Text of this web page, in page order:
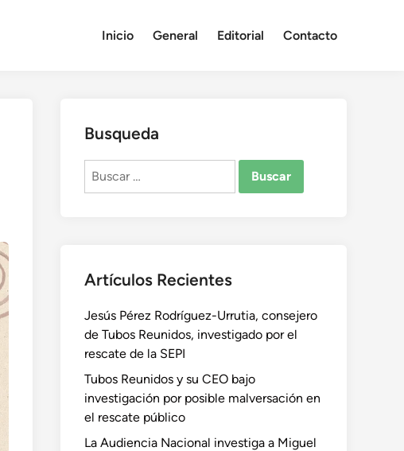
Inicio General Editorial Contacto
Busqueda
Buscar:
Artículos Recientes
Jesús Pérez Rodríguez-Urrutia, consejero
de Tubos Reunidos, investigado por el
rescate de la SEPI
Tubos Reunidos y su CEO bajo
investigación por posible malversación en
el rescate público
La Audiencia Nacional investiga a Miguel